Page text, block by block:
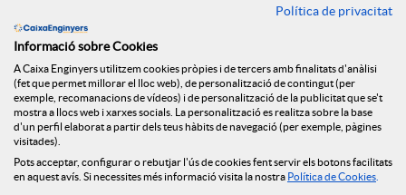
c
a
c
n
n
o
Social Room
Seguretat Online
Política de privacitat
Informació sobre Cookies
A Caixa Enginyers utilitzem cookies pròpies i de tercers amb finalitats d'anàlisi
(fet que permet millorar el lloc web), de personalització de contingut (per
exemple, recomanacions de vídeos) i de personalització de la publicitat que se't
mostra a llocs web i xarxes socials. La personalització es realitza sobre la base
d'un perfil elaborat a partir dels teus hàbits de navegació (per exemple, pàgines
visitades).
Pots acceptar, configurar o rebutjar l'ús de cookies fent servir els botons facilitats
en aquest avís. Si necessites més informació visita la nostra Política de Cookies